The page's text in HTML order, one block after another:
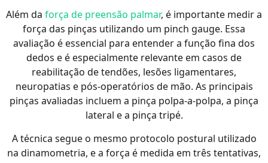
Além da força de preensão palmar, é importante medir a
força das pinças utilizando um pinch gauge. Essa
avaliação é essencial para entender a função fina dos
dedos e é especialmente relevante em casos de
reabilitação de tendões, lesões ligamentares,
neuropatias e pós-operatórios de mão. As principais
pinças avaliadas incluem a pinça polpa-a-polpa, a pinça
lateral e a pinça tripé.
A técnica segue o mesmo protocolo postural utilizado
na dinamometria, e a força é medida em três tentativas,